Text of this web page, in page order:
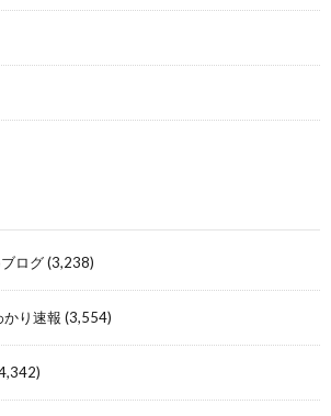
ログ(3,238)
り速報 (3,554)